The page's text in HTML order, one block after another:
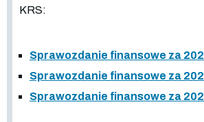
KRS:
Sprawozdanie finansowe za
Sprawozdanie finansowe za
Sprawozdanie finansowe za